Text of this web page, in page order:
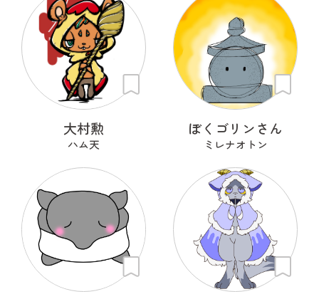
大村勲
ハム天
ぼくゴリンさん
ミレナオトン